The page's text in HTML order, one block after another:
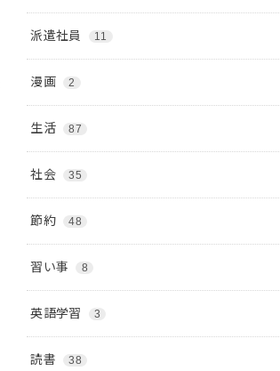
派遣社員 11
漫画 2
生活 87
社会 35
節約 48
習い事 8
英語学習 3
読書 38